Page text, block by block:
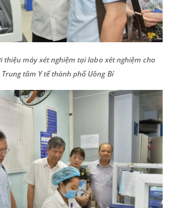
thiệu máy xét nghiệm tại labo xét nghiệm cho
tâm Y tế thành phố Uông Bí